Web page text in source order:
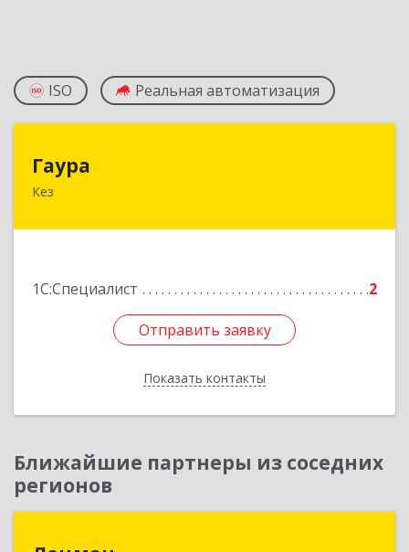
ISO Реальная автоматизация
Гаура
Кез
1С:Специалист 2
Отправить заявку
Показать контакты
Отправить заявку
Назад
Ближайшие партнеры из соседних
регионов